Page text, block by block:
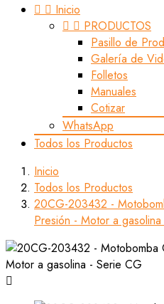
  Inicio
  PRODUCTOS
Pasillo de
Galería de
Folletos
Manuales
Cotizar
WhatsApp
Todos los Productos
Inicio
Todos los Productos
20CG-203432 -
Presión - Motor a
